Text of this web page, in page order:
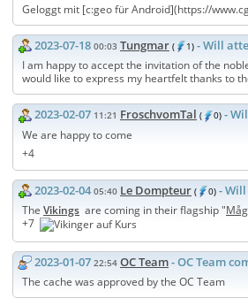
Geloggt mit [c:geo für Android](https://
2023-07-18 00:03 Tungmar ( 1) - Will
I am happy to accept the invitation of the
would like to express my heartfelt thanks to
2023-02-07 11:21 FroschvomTal ( 0) -
We are happy to come
+4
2023-02-0405:40 Le Dompteur ( 0) -
The Vikings are coming in their flagship "
+7
2023-01-07 22:54 OC Team- OC Team
The cache was approved by the OC Team